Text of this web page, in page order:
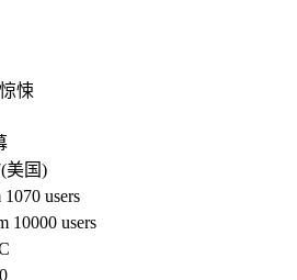
悚
美国)
users
users